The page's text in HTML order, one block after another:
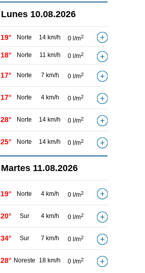
Lunes 10.08.2026
19° Norte 14 km/h 0 l/m2
18° Norte 11 km/h 0 l/m2
17° Norte 7 km/h 0 l/m2
17° Norte 4 km/h 0 l/m2
28° Norte 14 km/h 0 l/m2
25° Norte 14 km/h 0 l/m2
Martes 11.08.2026
19° Norte 4 km/h 0 l/m2
20° Sur 4 km/h 0 l/m2
34° Sur 7 km/h 0 l/m2
28° Noreste 18 km/h 0 l/m2